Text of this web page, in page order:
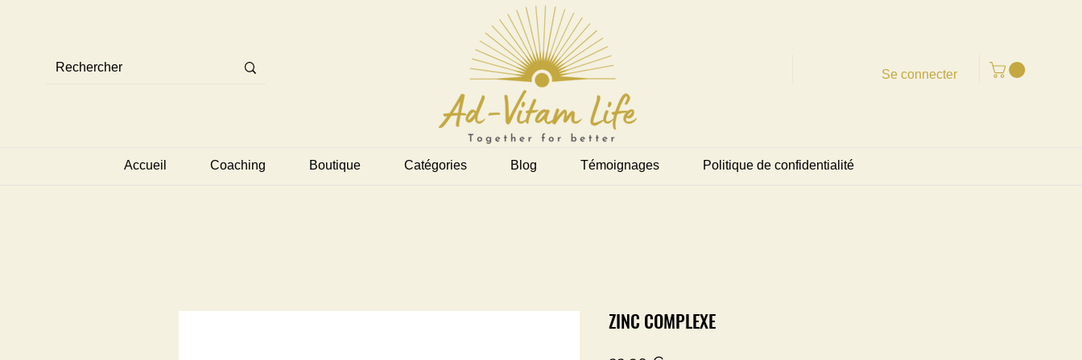
Se connecter
Accueil Coaching Boutique Catégories Blog Témoignages Politique de confidentialité
ZINC COMPLEXE